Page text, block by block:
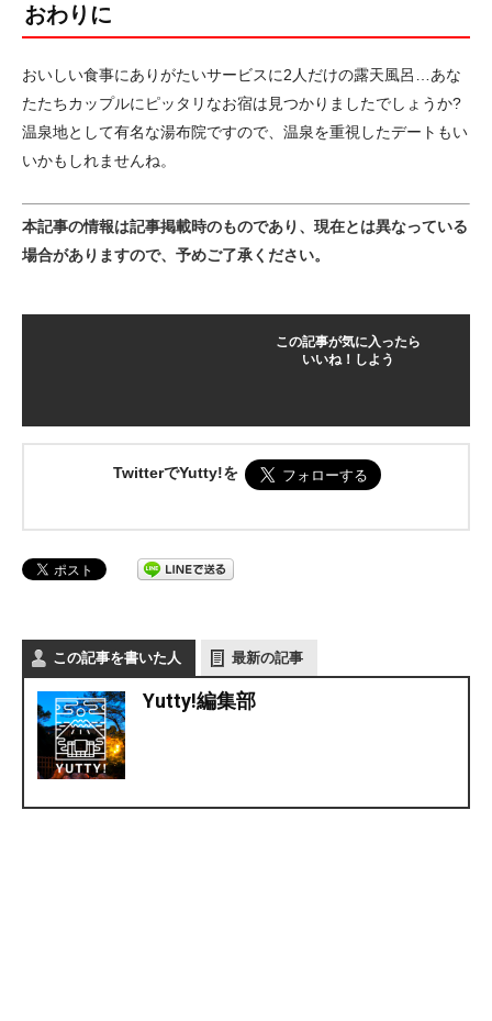
おわりに
おいしい食事にありがたいサービスに2人だけの露天風呂…あな
たたちカップルにピッタリなお宿は見つかりましたでしょうか?
温泉地として有名な湯布院ですので、温泉を重視したデートもい
いかもしれませんね。
本記事の情報は記事掲載時のものであり、現在とは異なっている
場合がありますので、予めご了承ください。
この記事が気に入ったら
いいね！しよう
TwitterでYutty!を
この記事を書いた人 最新の記事
Yutty!編集部